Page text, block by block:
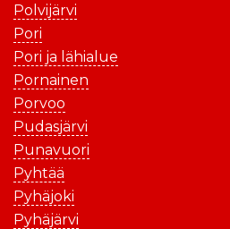
Polvijärvi
Pori
Pori ja lähialue
Pornainen
Porvoo
Pudasjärvi
Punavuori
Pyhtää
Pyhäjoki
Pyhäjärvi